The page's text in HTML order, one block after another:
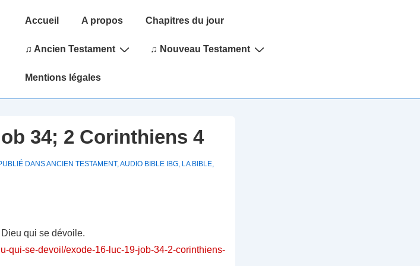
Main
Accueil A propos Chapitres du jour
♫ Ancien Testament ♫ Nouveau Testament
Mentions légales
34; 2 Corinthiens 4
DANSANCIEN TESTAMENT,AUDIO BIBLE IBG, LA BIBLE,
qui se dévoile.
qui-se-devoil/exode-16-luc-19-job-34-2-corinthiens-